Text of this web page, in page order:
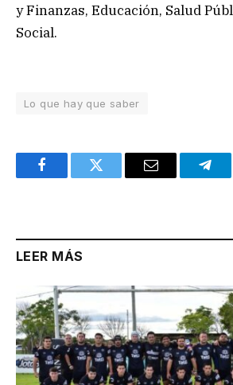
y Finanzas, Educación, Salud
Social.
Lo que hay que saber
FacebookTwitter Email
LEER MÁS